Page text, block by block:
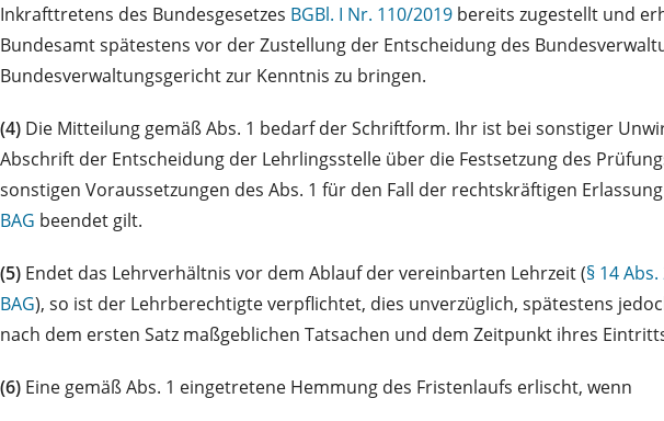
Inkrafttretens des Bundesgesetzes BGBl. I Nr. 110/2019 bereits zugestellt und
Bundesamt spätestens vor der Zustellung der Entscheidung des
Bundesverwaltungsgericht zur Kenntnis zu bringen.
(4) Die Mitteilung gemäß Abs. 1 bedarf der Schriftform. Ihr ist bei sonstiger
Abschrift der Entscheidung der Lehrlingsstelle über die Festsetzung des
sonstigen Voraussetzungen des Abs. 1 für den Fall der rechtskräftigen
BAG beendet gilt.
(5) Endet das Lehrverhältnis vor dem Ablauf der vereinbarten Lehrzeit (§ 14
BAG), so ist der Lehrberechtigte verpflichtet, dies unverzüglich, spätestens
nach dem ersten Satz maßgeblichen Tatsachen und dem Zeitpunkt ihres
(6) Eine gemäß Abs. 1 eingetretene Hemmung des Fristenlaufs erlischt, wenn